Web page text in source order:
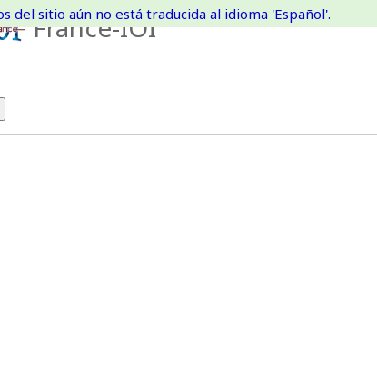
France-IOI
del sitio aún no está traducida al idioma 'Español'.